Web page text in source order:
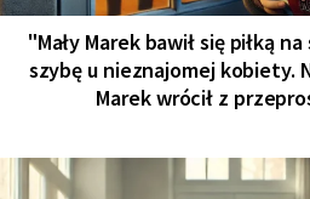
"Mały Marek bawił się piłką
szybę u nieznajomej kobiety.
Marek wrócił z